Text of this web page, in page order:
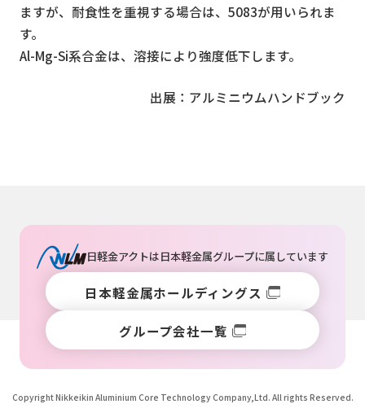
ますが、耐食性を重視する場合は、5083が用いられま
す。
Al-Mg-Si系合金は、溶接により強度低下します。
出展：アルミニウムハンドブック
日軽金アクトは日本軽金属グループに属しています
日本軽金属ホールディングス
グループ会社一覧
Copyright Nikkeikin Aluminium Core Technology Company,Ltd. All rights Reserved.